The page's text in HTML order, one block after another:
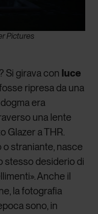
Pictures
Si girava con luce
ripresa da una
dogma era
una lente
Glazer a THR.
straniante, nasce
stesso desiderio di
Anche il
la fotografia
sono, in